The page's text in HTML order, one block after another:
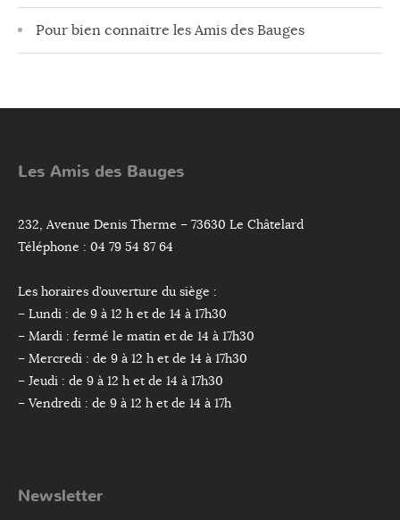
Pour bien connaitre les Amis des Bauges
Les Amis des Bauges
232, Avenue Denis Therme – 73630 Le Châtelard
Téléphone : 04 79 54 87 64
Les horaires d’ouverture du siège :
– Lundi : de 9 à 12 h et de 14 à 17h30
– Mardi : fermé le matin et de 14 à 17h30
– Mercredi : de 9 à 12 h et de 14 à 17h30
– Jeudi : de 9 à 12 h et de 14 à 17h30
– Vendredi : de 9 à 12 h et de 14 à 17h
Newsletter